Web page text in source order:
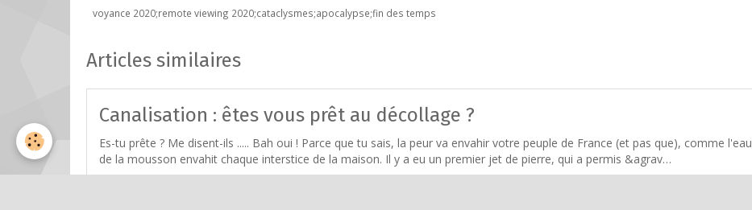
voyance 2020;remote viewing 2020;cataclysmes;apocalypse;fin des temps
Articles similaires
Canalisation : êtes vous prêt au décollage ?
Es-tu prête ? Me disent-ils ..... Bah oui ! Parce que tu sais, la peur va envahir votre peuple de France (et pas que), comme l'eau
de la mousson envahit chaque interstice de la maison. Il y a eu un premier jet de pierre, qui a permis &agrav…